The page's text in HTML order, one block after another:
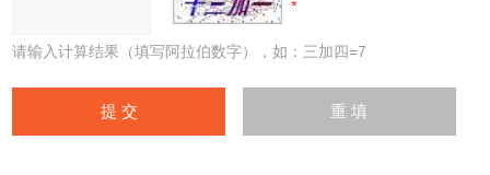
请输入计算结果（填写阿拉伯数字），如：三加四=7